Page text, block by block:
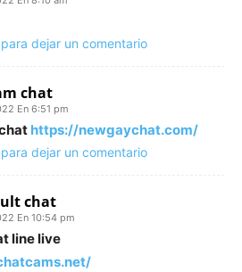
dejar un comentario
chat
En 6:51 pm
https://newgaychat.com/
dejar un comentario
chat
En 10:54 pm
line live